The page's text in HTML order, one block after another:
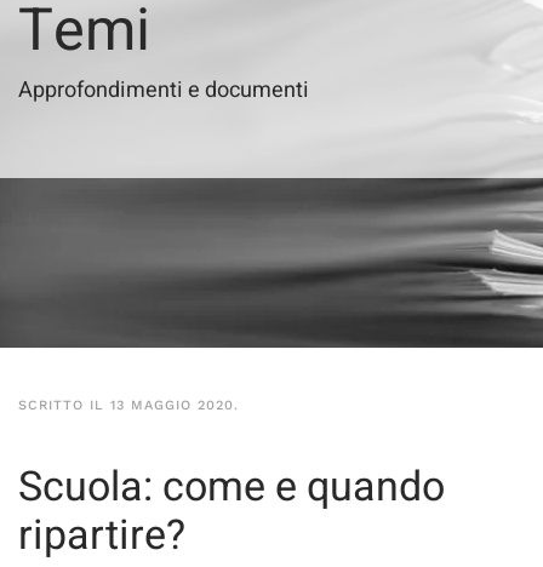
Temi
Approfondimenti e documenti
SCRITTO IL 13 MAGGIO 2020 .
Scuola: come e quando
ripartire?